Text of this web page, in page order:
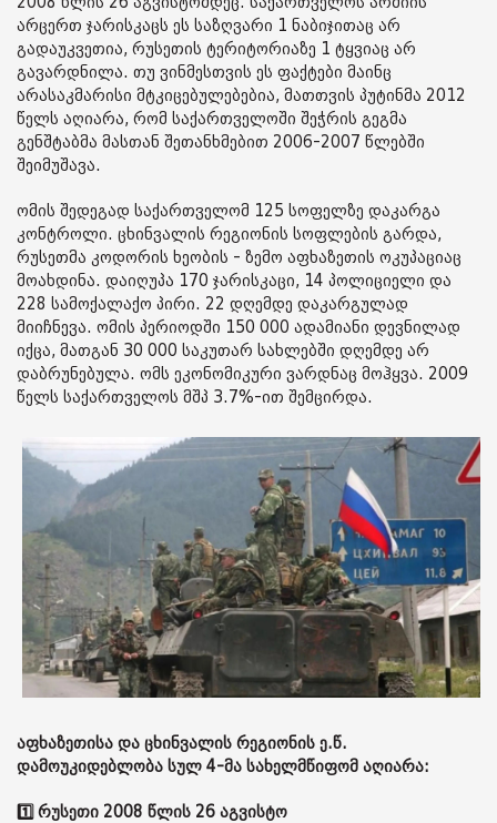
არცერთ ჯარისკაცს ეს საზღვარი 1 ნაბიჯითაც არ
გადაუკვეთია, რუსეთის ტერიტორიაზე 1 ტყვიაც არ
გავარდნილა. თუ ვინმესთვის ეს ფაქტები მაინც
არასაკმარისი მტკიცებულებებია, მათთვის პუტინმა 2012
წელს აღიარა, რომ საქართველოში შეჭრის გეგმა
გენშტაბმა მასთან შეთანხმებით 2006-2007 წლებში
შეიმუშავა.
ომის შედეგად საქართველომ 125 სოფელზე დაკარგა
კონტროლი. ცხინვალის რეგიონის სოფლების გარდა,
რუსეთმა კოდორის ხეობის - ზემო აფხაზეთის ოკუპაციაც
მოახდინა. დაიღუპა 170 ჯარისკაცი, 14 პოლიციელი და
228 სამოქალაქო პირი. 22 დღემდე დაკარგულად
მიიჩნევა. ომის პერიოდში 150 000 ადამიანი დევნილად
იქცა, მათგან 30 000 საკუთარ სახლებში დღემდე არ
დაბრუნებულა. ომს ეკონომიკური ვარდნაც მოჰყვა. 2009
წელს საქართველოს მშპ 3.7%-ით შემცირდა.
აფხაზეთისა და ცხინვალის რეგიონის ე.წ.
დამოუკიდებლობა სულ 4-მა სახელმწიფომ აღიარა:
1️⃣ რუსეთი 2008 წლის 26 აგვისტო